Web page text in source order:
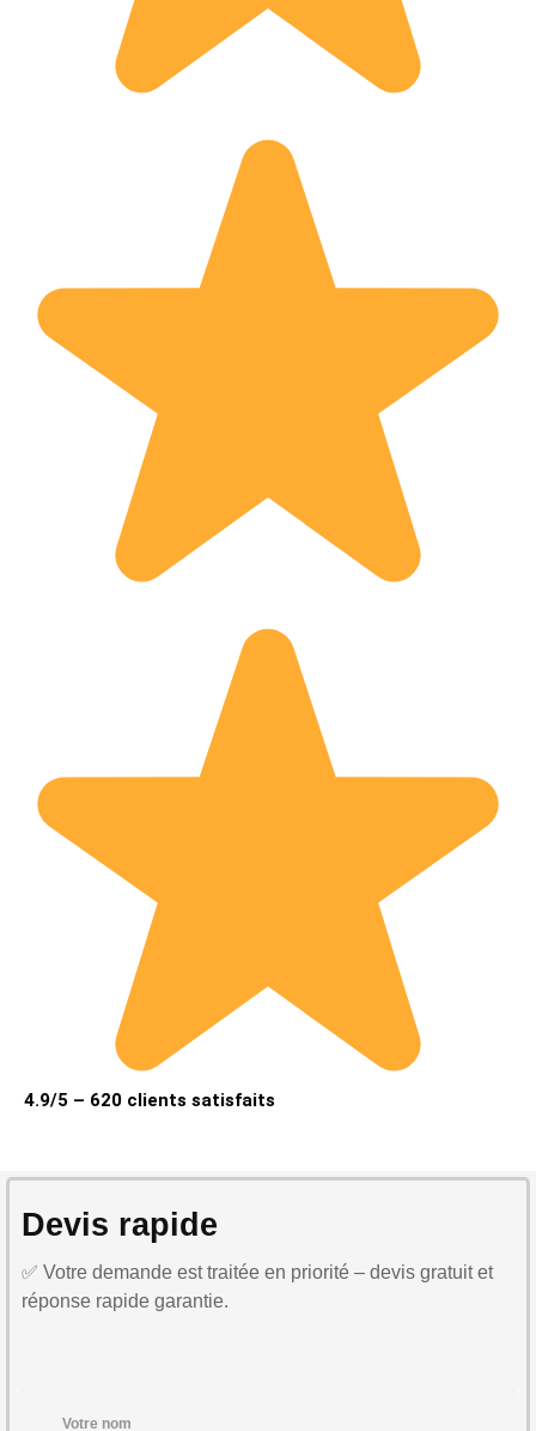
4.9/5 – 620 clients satisfaits
Devis rapide
✅ Votre demande est traitée en priorité – devis gratuit et
réponse rapide garantie.
Votre nom